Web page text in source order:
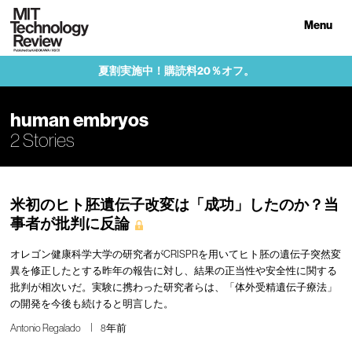
Menu
夏割実施中！購読料20％オフ。
human embryos
2 Stories
米初のヒト胚遺伝子改変は「成功」したのか？当
事者が批判に反論
オレゴン健康科学大学の研究者がCRISPRを用いてヒト胚の遺伝子突然変
異を修正したとする昨年の報告に対し、結果の正当性や安全性に関する
批判が相次いだ。実験に携わった研究者らは、「体外受精遺伝子療法」
の開発を今後も続けると明言した。
Antonio Regalado 8年前